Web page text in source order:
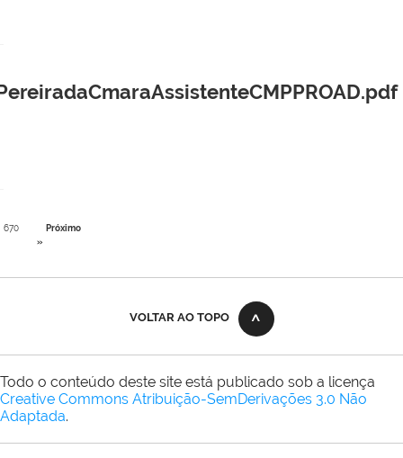
670
Próximo
»
VOLTAR AO TOPO
Todo o conteúdo deste site está publicado sob a licença
Creative Commons Atribuição-SemDerivações 3.0 Não
Adaptada.